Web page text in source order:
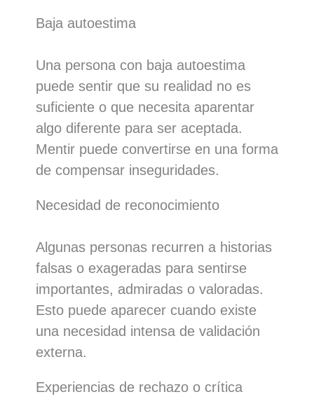
Baja autoestima
Una persona con baja autoestima
puede sentir que su realidad no es
suficiente o que necesita aparentar
algo diferente para ser aceptada.
Mentir puede convertirse en una forma
de compensar inseguridades.
Necesidad de reconocimiento
Algunas personas recurren a historias
falsas o exageradas para sentirse
importantes, admiradas o valoradas.
Esto puede aparecer cuando existe
una necesidad intensa de validación
externa.
Experiencias de rechazo o crítica